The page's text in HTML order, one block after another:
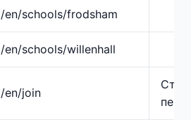
/en/schools/frodsham
/en/schools/willenhall
/en/join